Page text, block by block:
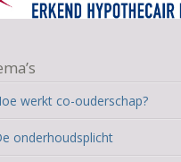
werkt co-ouderschap?
onderhoudsplicht